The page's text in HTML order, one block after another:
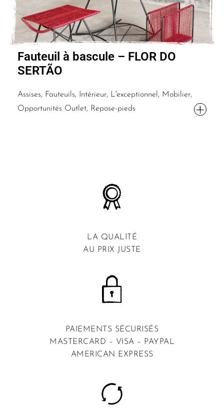
Fauteuil à bascule – FLOR DO
SERTÃO
Assises, Fauteuils, Intérieur, L'exceptionnel, Mobilier,
Opportunités Outlet, Repose-pieds
LA QUALITÉ
AU PRIX JUSTE
PAIEMENTS SÉCURISÉS
MASTERCARD – VISA – PAYPAL
AMERICAN EXPRESS